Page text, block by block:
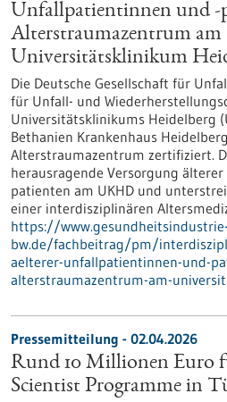
Unfallpatientinnen und -
Alterstraumazentrum am
Universitätsklinikum
Die Deutsche Gesellschaft für
für Unfall- und
Universitätsklinikums Heidelberg
Bethanien Krankenhaus
Alterstraumazentrum zertifiziert.
herausragende Versorgung
patienten am UKHD und
einer interdisziplinären
https://www.gesundheitsindustrie-
bw.de/fachbeitrag/pm/
aelterer-unfallpatientinnen-und-
alterstraumazentrum-am-
Pressemitteilung - 02.04.2026
Rund 10 Millionen Euro
Scientist Programme in